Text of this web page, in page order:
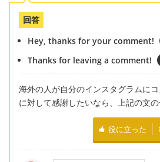
回答
Hey, thanks for your comment!
Thanks for leaving a comment!
海外の人が自分のインスタグラムに
に対して感謝したいなら、上記の文の
役に立った